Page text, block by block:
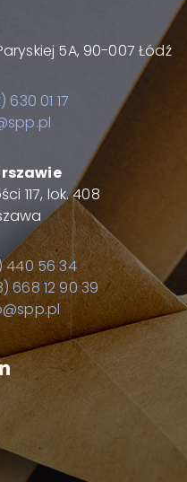
5A, 90-007 Łódź
01 17
117, lok. 408
440 56 34
668 12 90 39